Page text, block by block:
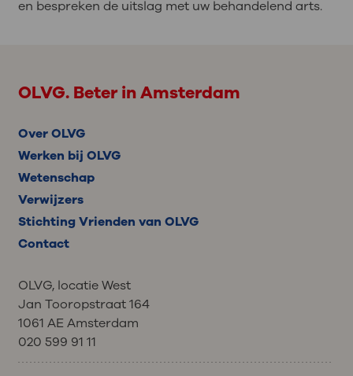
en bespreken de uitslag met uw behandelend arts.
OLVG. Beter in Amsterdam
Over OLVG
Werken bij OLVG
Wetenschap
Verwijzers
Stichting Vrienden van OLVG
Contact
OLVG, locatie West
Jan Tooropstraat 164
1061 AE Amsterdam
020 599 91 11